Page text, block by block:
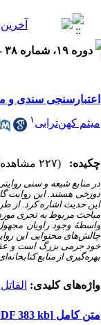
دوره ۱۹، شماره ۳۸ - ( بهار و تابستان ۱۴۰۵ )
اعتبارسنجی سندی و
میثم کهن‌ترابی ۱
چکیده: (۲۲۷ مشاهده)
در منابع شیعه و سنی
دوزخی هستند. این روایت
این حدیث اشاره کرد. از
مباحث مربوط به تجری
واسطۀ وجود راویان
چالش‌های محتوایی این
خود جرمی بزرگ است و
بهره‌گیری از منابع
واژه‌های کلیدی:
متن کامل [PDF 383 kb]